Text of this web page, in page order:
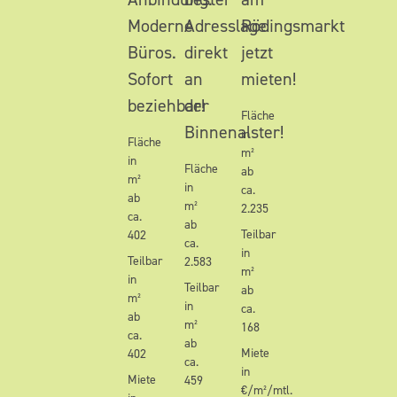
Moderne
Büros.
Sofort
beziehbar!
Fläche
in
m²
ab
ca.
402
Teilbar
in
m²
ab
ca.
402
Miete
Adresslage
direkt
an
der
Binnenalster!
Fläche
in
m²
ab
ca.
2.583
Teilbar
in
m²
ab
ca.
459
Rödingsmarkt
jetzt
mieten!
Fläche
in
m²
ab
ca.
2.235
Teilbar
in
m²
ab
ca.
168
Miete
in
€/m²/mtl.